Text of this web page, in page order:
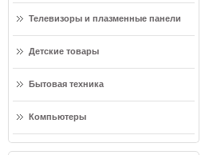
Телевизоры и плазменные панели
Детские товары
Бытовая техника
Компьютеры